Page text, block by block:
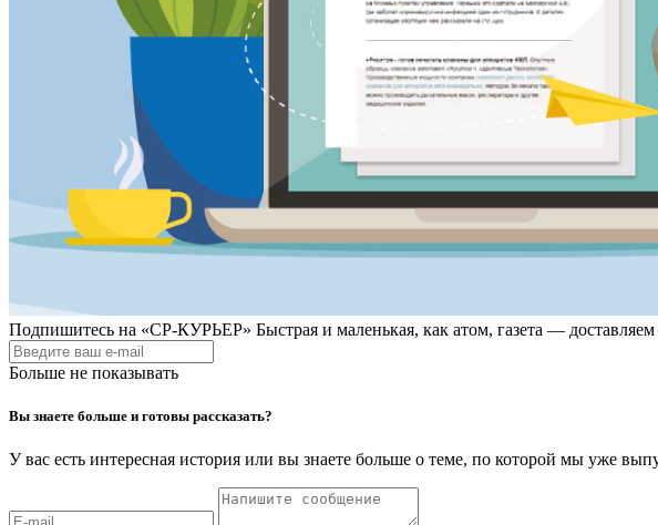
Подпишитесь на «СР-КУРЬЕР» Быстрая и маленькая, как атом, газета —
Больше не показывать
Вы знаете больше и готовы рассказать?
У вас есть интересная история или вы знаете больше о теме, по которой мы уже